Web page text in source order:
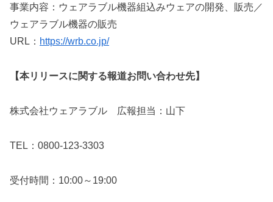
事業内容：ウェアラブル機器組込みウェアの開発、販売／
ウェアラブル機器の販売
URL： https://wrb.co.jp/
【本リリースに関する報道お問い合わせ先】
株式会社ウェアラブル 広報担当：山下
TEL：0800-123-3303
受付時間：10:00～19:00